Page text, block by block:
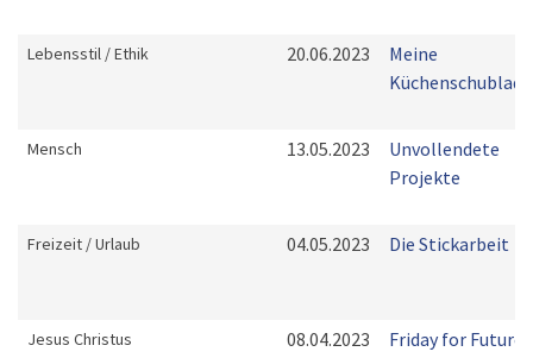
Lebensstil / Ethik 20.06.2023
Meine
Küchenschublade
Mensch 13.05.2023
Unvollendete
Projekte
Freizeit / Urlaub 04.05.2023 Die Stickarbeit
Jesus Christus 08.04.2023 Friday for Future